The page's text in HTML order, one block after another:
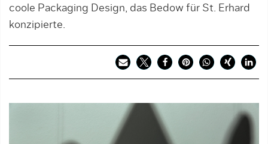
coole Packaging Design, das Bedow für St. Erhard
konzipierte.